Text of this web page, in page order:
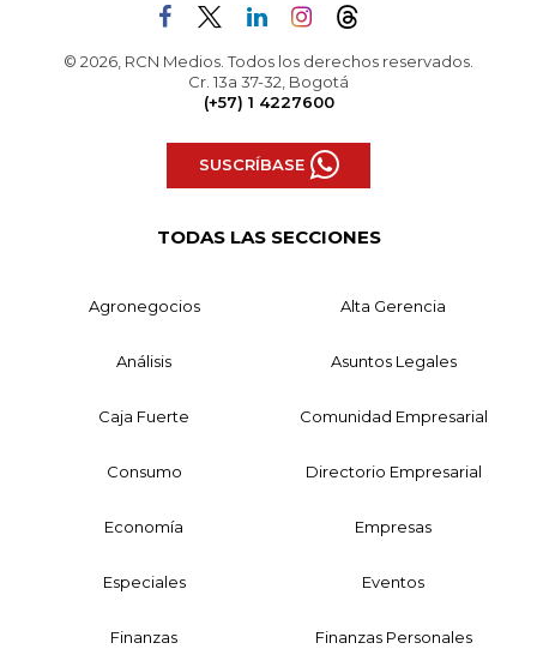
© 2026, RCN Medios. Todos los derechos reservados.
Cr. 13a 37-32, Bogotá
(+57) 1 4227600
SUSCRÍBASE
TODAS LAS SECCIONES
Agronegocios Alta Gerencia
Análisis Asuntos Legales
Caja Fuerte Comunidad Empresarial
Consumo Directorio Empresarial
Economía Empresas
Especiales Eventos
Finanzas Finanzas Personales